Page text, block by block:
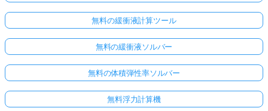
無料の緩衝液計算ツール
無料の緩衝液ソルバー
無料の体積弾性率ソルバー
無料浮力計算機